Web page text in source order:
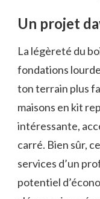
Un projet
La légèreté du
fondations
ton terrain plus
maisons en kit
intéressante,
carré. Bien sûr,
services d’un
potentiel